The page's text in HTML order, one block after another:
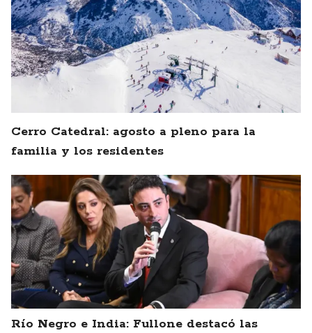
Cerro Catedral: agosto a pleno para la
familia y los residentes
Río Negro e India: Fullone destacó las